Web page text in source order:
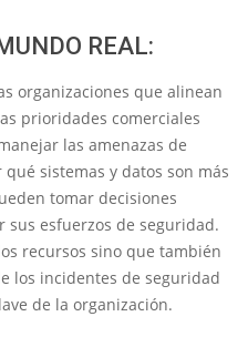
REAL:
organizaciones que alinean
prioridades comerciales
las amenazas de
sistemas y datos son más
tomar decisiones
esfuerzos de seguridad.
recursos sino que también
los incidentes de seguridad
de la organización.